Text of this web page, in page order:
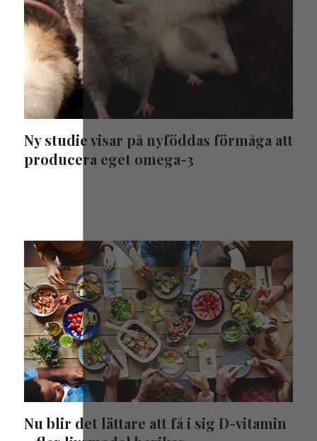
Ny studie visar på nyföddas förmåga att
producera eget omega-3
Nu blir det lättare att få i sig D-vitamin